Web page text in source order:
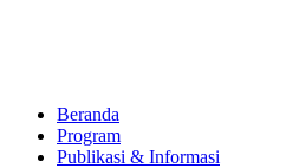
Beranda
Program
Publikasi & Informasi